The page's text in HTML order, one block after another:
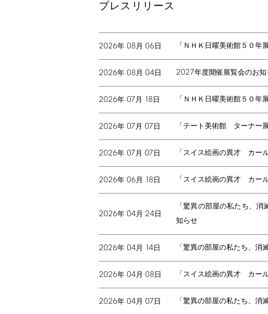
プレスリリース
2026年 08月 06日 「ＮＨＫ日曜美術館５０
2026年 08月 04日 2027年度開催展覧会のお
2026年 07月 18日 「ＮＨＫ日曜美術館５０年
2026年 07月 07日 「テート美術館 ターナー
2026年 07月 07日 「スイス絵画の異才 カー
2026年 06月 18日 「スイス絵画の異才 カー
2026年 04月 24日
「驚異の部屋の私たち、
知らせ
2026年 04月 14日 「驚異の部屋の私たち、
2026年 04月 08日 「スイス絵画の異才 カー
2026年 04月 07日 「驚異の部屋の私たち、